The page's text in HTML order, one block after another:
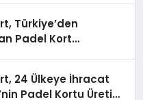
Türkiye’den
Padel Kort
24 Ülkeye İhracat
Padel Kortu Üretim